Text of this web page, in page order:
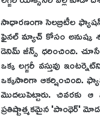
సాధారణంగా సెలబ్రిటీల
ఫైనల్ మ్యాచ్ కోసం అనుష్క
డెనిమ్ జీన్స్ ధరించింది.
ఒక్క లగ్జరీ వస్తువు
ఒక్కసారిగా ఆకర్షించింది.
మొదలుపెట్టారు. చివరకు
ప్రతిష్టాత్మకమైన 'పాంథెర్'